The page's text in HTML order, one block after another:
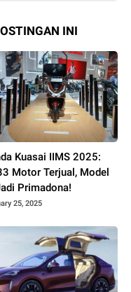
INI
Kuasai IIMS 2025:
Motor Terjual, Model
Primadona!
25, 2025